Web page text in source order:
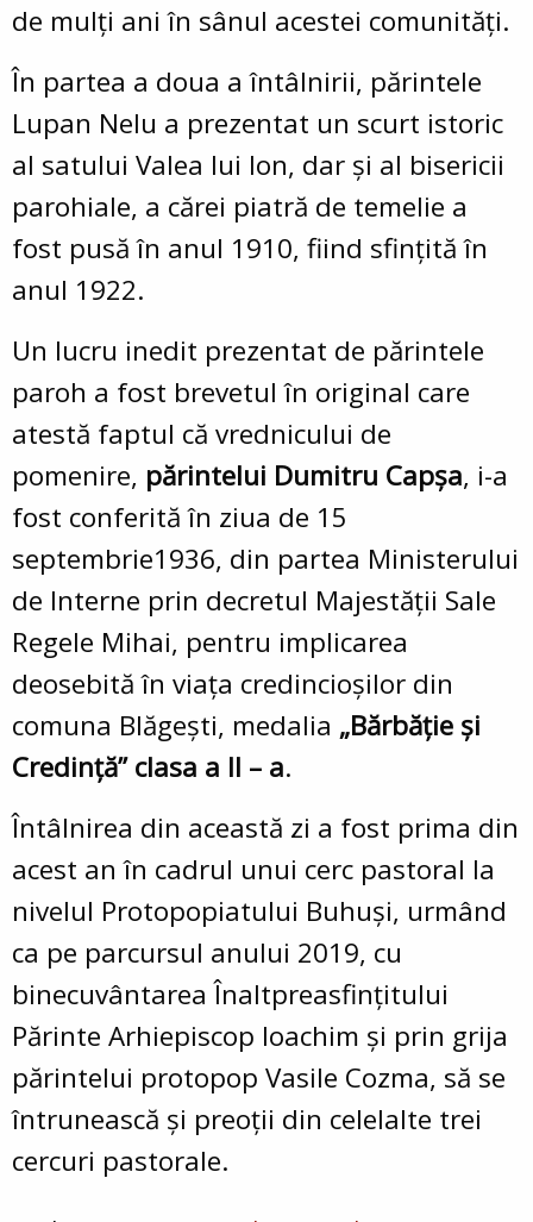
de mulți ani în sânul acestei comunități.
În partea a doua a întâlnirii, părintele
Lupan Nelu a prezentat un scurt istoric
al satului Valea lui Ion, dar și al bisericii
parohiale, a cărei piatră de temelie a
fost pusă în anul 1910, fiind sfințită în
anul 1922.
Un lucru inedit prezentat de părintele
paroh a fost brevetul în original care
atestă faptul că vrednicului de
pomenire, părintelui Dumitru Capșa, i-a
fost conferită în ziua de 15
septembrie1936, din partea Ministerului
de Interne prin decretul Majestății Sale
Regele Mihai, pentru implicarea
deosebită în viața credincioșilor din
comuna Blăgești, medalia „Bărbăție și
Credință” clasa a II – a.
Întâlnirea din această zi a fost prima din
acest an în cadrul unui cerc pastoral la
nivelul Protopopiatului Buhuși, urmând
ca pe parcursul anului 2019, cu
binecuvântarea Înaltpreasfințitului
Părinte Arhiepiscop Ioachim și prin grija
părintelui protopop Vasile Cozma, să se
întrunească și preoții din celelalte trei
cercuri pastorale.